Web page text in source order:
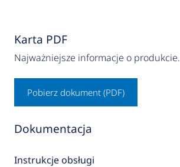
Karta PDF
Najważniejsze informacje o produkcie.
Pobierz dokument (PDF)
Dokumentacja
Instrukcje obsługi